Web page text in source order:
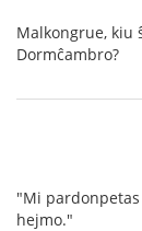
Malkongrue, kiu
Dormĉambro?
"Mi
hejmo."